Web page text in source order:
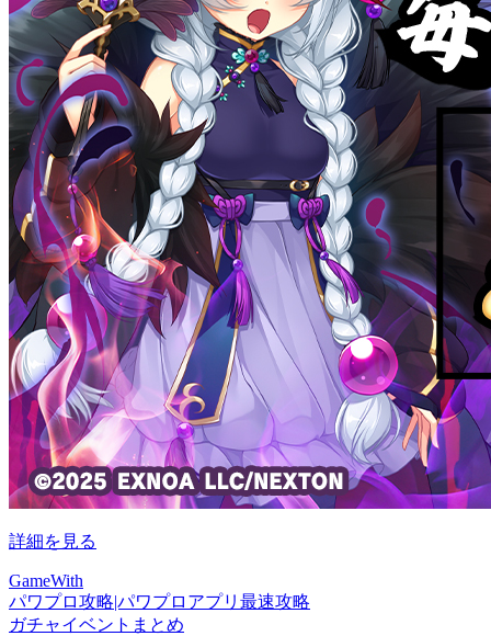
詳細を見る
GameWith
パワプロ攻略|パワプロアプリ最速攻略
ガチャイベントまとめ